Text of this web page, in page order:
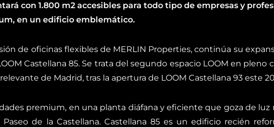
con 1.800 m2 accesibles para todo tipo de empresas y
en un edificio emblemático.
de oficinas flexibles de MERLIN Properties, continúa su
Castellana 85. Se trata del segundo espacio LOOM en pleno
de Madrid, tras la apertura de LOOM Castellana 93 este
premium, en una planta diáfana y eficiente que goza de luz
de la Castellana. Castellana 85 es un edificio recién